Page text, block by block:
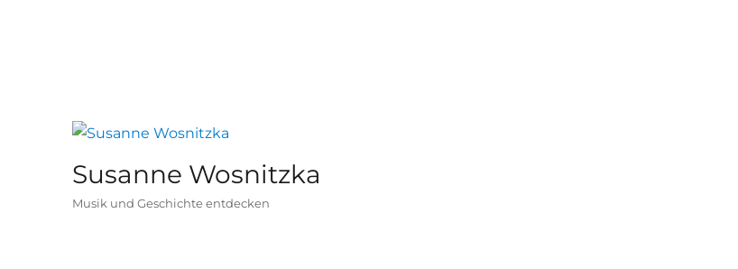
Susanne Wosnitzka
Musik und Geschichte entdecken